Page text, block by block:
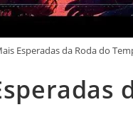
Esperadas da Roda do